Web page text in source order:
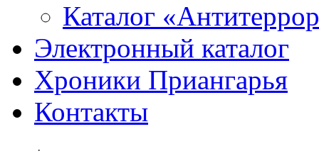
Каталог
Электронный каталог
Хроники Приангарья
Контакты